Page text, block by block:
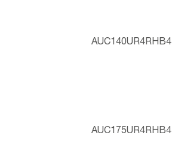
AUC140UR4RHB4
AUC175UR4RHB4